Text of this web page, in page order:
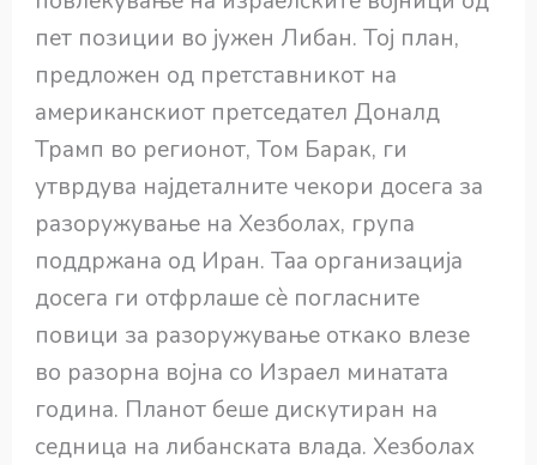
пет позиции во јужен Либан. Тој план,
предложен од претставникот на
американскиот претседател Доналд
Трамп во регионот, Том Барак, ги
утврдува најдеталните чекори досега за
разоружување на Хезболах, група
поддржана од Иран. Таа организација
досега ги отфрлаше сè погласните
повици за разоружување откако влезе
во разорна војна со Израел минатата
година. Планот беше дискутиран на
седница на либанската влада. Хезболах